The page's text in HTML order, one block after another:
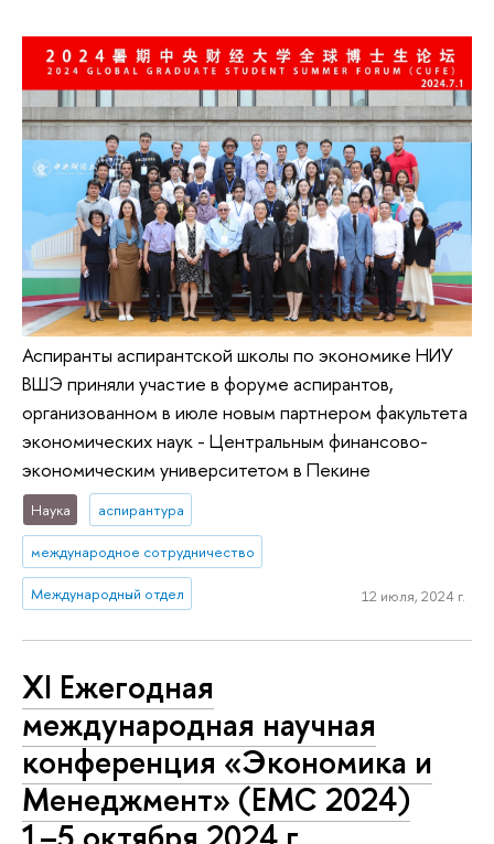
Аспиранты аспирантской школы по экономике НИУ
ВШЭ приняли участие в форуме аспирантов,
организованном в июле новым партнером факультета
экономических наук - Центральным финансово-
экономическим университетом в Пекине
Наука аспирантура
международное сотрудничество
Международный отдел 12 июля, 2024 г.
ХI Ежегодная
международная научная
конференция «Экономика и
Менеджмент» (EMC 2024)